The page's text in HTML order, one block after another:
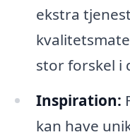
ekstra
stor forskel i
Inspiration:
kan have